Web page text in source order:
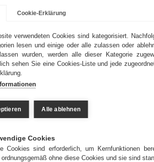
die gesamte
und ruhigen
Mineral- und
auf. Sie ist
sondern
hohe
des
Waschmitteln • Hybrid-
Farben •
Substraten
Papierfreigabe auch bei
Bedruckstoffen • hohe
Cookie-Erklärung
verwendeten Cookies sind kategorisiert.
lesen und einige oder alle zulassen oder
wurden, werden alle dieser Kategorie
sehen Sie eine Cookies-Liste und jede
Alle ablehnen
Cookies
Cookies sind erforderlich, um Kernfunktionen
ohne diese Cookies und sie sind